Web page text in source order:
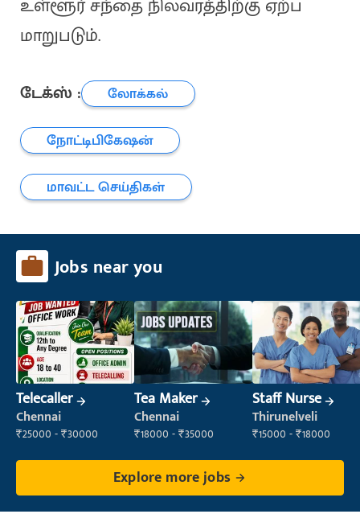
உள்ளூர் சந்தை நிலவரத்திற்கு ஏற்ப
மாறுபடும்.
டேக்ஸ் :
லோக்கல்
நோட்டிபிகேஷன்
மாவட்ட செய்திகள்
Jobs near you
Telecaller
Chennai
₹25000 - ₹30000
Tea Maker
Chennai
₹18000 - ₹35000
Staff Nurse
Thirunelveli
₹15000 - ₹18000
Explore more jobs